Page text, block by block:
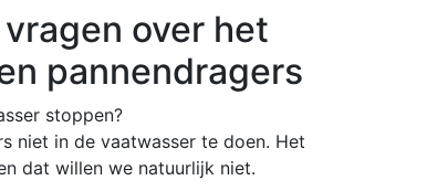
over het
pannendragers
stoppen?
niet in de vaatwasser te doen. Het
dat willen we natuurlijk niet.